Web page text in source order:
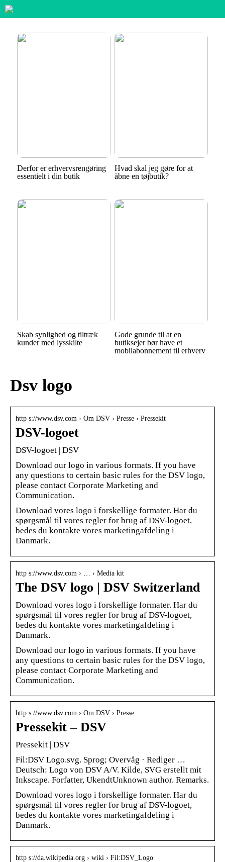
Derfor er erhvervsrengøring
essentielt i din butik
Hvad skal jeg gøre for at
åbne en tøjbutik?
Skab synlighed og tiltræk
kunder med lysskilte
Gode grunde til at en
butiksejer bør have et
mobilabonnement til erhverv
Dsv logo
http s://www.dsv.com › Om DSV › Presse › Pressekit
DSV-logoet
DSV-logoet | DSV
Download our logo in various formats. If you have
any questions to certain basic rules for the DSV logo,
please contact Corporate Marketing and
Communication.
Download vores logo i forskellige formater. Har du
spørgsmål til vores regler for brug af DSV-logoet,
bedes du kontakte vores marketingafdeling i
Danmark.
http s://www.dsv.com › … › Media kit
The DSV logo | DSV Switzerland
Download vores logo i forskellige formater. Har du
spørgsmål til vores regler for brug af DSV-logoet,
bedes du kontakte vores marketingafdeling i
Danmark.
Download our logo in various formats. If you have
any questions to certain basic rules for the DSV logo,
please contact Corporate Marketing and
Communication.
http s://www.dsv.com › Om DSV › Presse
Pressekit – DSV
Pressekit | DSV
Fil:DSV Logo.svg. Sprog; Overvåg · Rediger …
Deutsch: Logo von DSV A/V. Kilde, SVG erstellt mit
Inkscape. Forfatter, UkendtUnknown author. Remarks.
Download vores logo i forskellige formater. Har du
spørgsmål til vores regler for brug af DSV-logoet,
bedes du kontakte vores marketingafdeling i
Danmark.
http s://da.wikipedia.org › wiki › Fil:DSV_Logo